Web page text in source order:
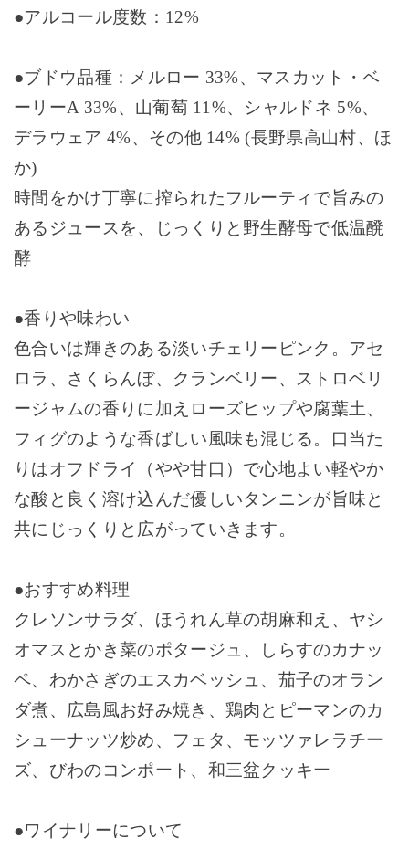
●アルコール度数： 12%
●ブドウ品種：メルロー 33%、マスカット・ベ
ーリーA 33%、山葡萄11%、シャルドネ 5%、
デラウェア 4%、その他14% (長野県高山村、ほ
か)
時間をかけ丁寧に搾られたフルーティで旨みの
あるジュースを、じっくりと野生酵母で低温醗
酵
●香りや味わい
色合いは輝きのある淡いチェリーピンク。アセ
ロラ、さくらんぼ、クランベリー、ストロベリ
ージャムの香りに加えローズヒップや腐葉土、
フィグのような香ばしい風味も混じる。口当た
りはオフドライ（やや甘口）で心地よい軽やか
な酸と良く溶け込んだ優しいタンニンが旨味と
共にじっくりと広がっていきます。
●おすすめ料理
クレソンサラダ、ほうれん草の胡麻和え、ヤシ
オマスとかき菜のポタージュ、しらすのカナッ
ペ、わかさぎのエスカベッシュ、茄子のオラン
ダ煮、広島風お好み焼き、鶏肉とピーマンのカ
シューナッツ炒め、フェタ、モッツァレラチー
ズ、びわのコンポート、和三盆クッキー
●ワイナリーについて